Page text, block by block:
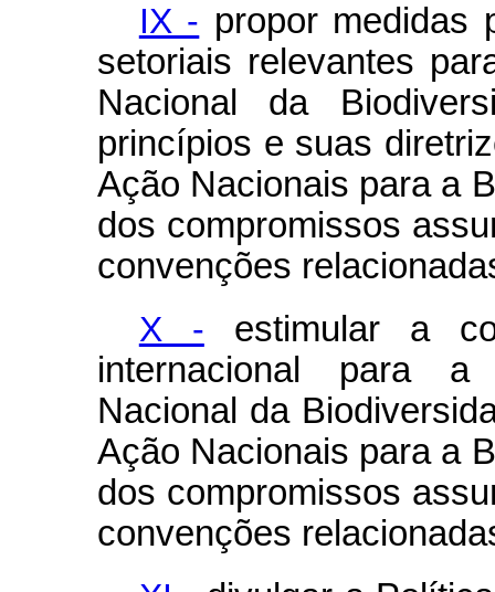
IX - propor medidas
setoriais relevantes
Nacional da
princípios e suas
Ação Nacionais para a
dos compromissos
convenções
X - estimular a
internacional para a
Nacional da
Ação Nacionais para a
dos compromissos
convenções